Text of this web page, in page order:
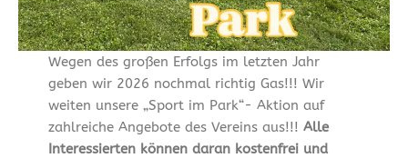
Wegen des großen Erfolgs im letzten Jahr
geben wir 2026 nochmal richtig Gas!!! Wir
weiten unsere „Sport im Park“- Aktion auf
zahlreiche Angebote des Vereins aus!!! Alle
Interessierten können daran kostenfrei und